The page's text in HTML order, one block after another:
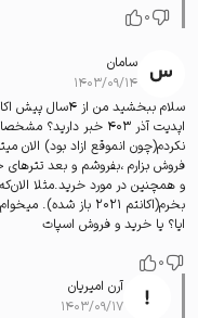
0
سامان
۱۴۰۳/۰۹/۱۴
سلام ببخشید من
اپدیت آذر ۴۰۳ خبر
نکردم(چون انموقع ازاد بود) الان
فروش بزارم ،بفروشم و بعد
و همچنین در مورد خرید.مثلا
بخرم(اکانتم ۲۰۲۱
ایا؟ یا خرید و فروش اسپات
0
آرن امیریان
۱۴۰۳/۰۹/۱۷